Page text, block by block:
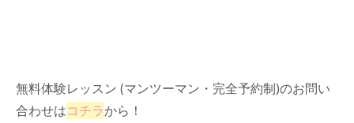
無料体験レッスン (マンツーマン・完全予約制)のお問い
合わせはコチラから！